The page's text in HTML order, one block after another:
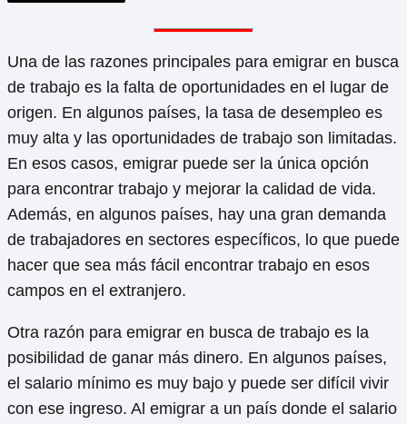
Una de las razones principales para emigrar en busca
de trabajo es la falta de oportunidades en el lugar de
origen. En algunos países, la tasa de desempleo es
muy alta y las oportunidades de trabajo son limitadas.
En esos casos, emigrar puede ser la única opción
para encontrar trabajo y mejorar la calidad de vida.
Además, en algunos países, hay una gran demanda
de trabajadores en sectores específicos, lo que puede
hacer que sea más fácil encontrar trabajo en esos
campos en el extranjero.
Otra razón para emigrar en busca de trabajo es la
posibilidad de ganar más dinero. En algunos países,
el salario mínimo es muy bajo y puede ser difícil vivir
con ese ingreso. Al emigrar a un país donde el salario